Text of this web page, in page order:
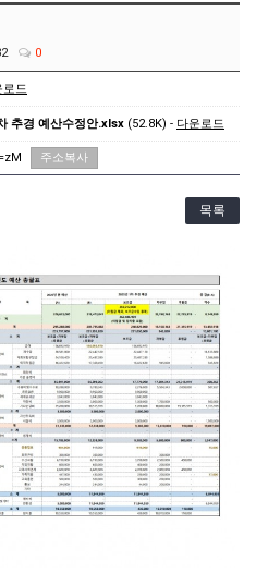
0
로드
추경 예산수정안.xlsx (52.8K) - 다운로드
주소복사
목록